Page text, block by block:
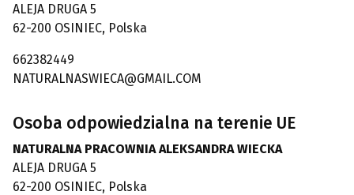
ALEJA DRUGA 5
62-200 OSINIEC, Polska
662382449
NATURALNASWIECA@GMAIL.COM
Osoba odpowiedzialna na terenie UE
NATURALNA PRACOWNIA ALEKSANDRA WIECKA
ALEJA DRUGA 5
62-200 OSINIEC, Polska